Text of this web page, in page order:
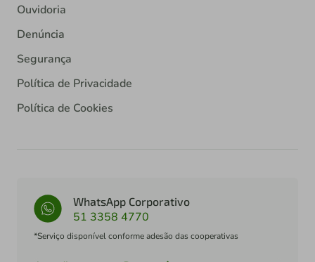
Ouvidoria
Denúncia
Segurança
Política de Privacidade
Política de Cookies
WhatsApp Corporativo
51 3358 4770
*Serviço disponível conforme adesão das cooperativas